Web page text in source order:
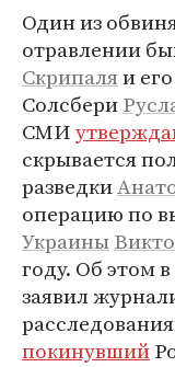
Один из
отравлении
Скрипаляи
Солсбери
СМИ
скрывается
разведки
операцию по
Украины
году. Об этом
заявил
покинувший